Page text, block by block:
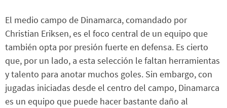
El medio campo de Dinamarca, comandado por
Christian Eriksen, es el foco central de un equipo que
también opta por presión fuerte en defensa. Es cierto
que, por un lado, a esta selección le faltan herramientas
y talento para anotar muchos goles. Sin embargo, con
jugadas iniciadas desde el centro del campo, Dinamarca
es un equipo que puede hacer bastante daño al